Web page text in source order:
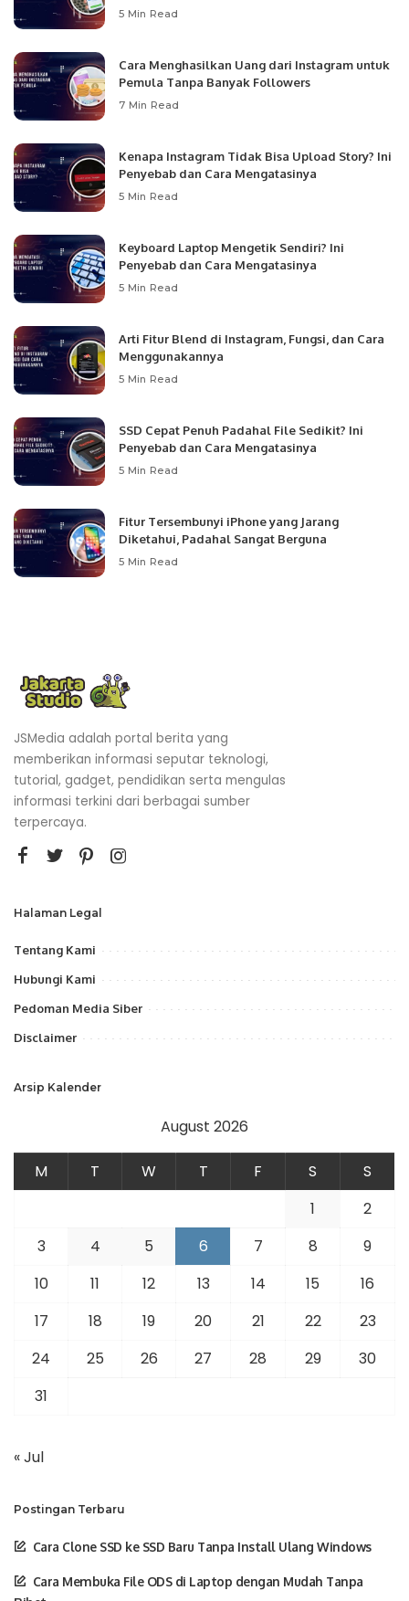
5 Min Read
Cara Menghasilkan Uang dari Instagram untuk
Pemula Tanpa Banyak Followers
7 Min Read
Kenapa Instagram Tidak Bisa Upload Story? Ini
Penyebab dan Cara Mengatasinya
5 Min Read
Keyboard Laptop Mengetik Sendiri? Ini
Penyebab dan Cara Mengatasinya
5 Min Read
Arti Fitur Blend di Instagram, Fungsi, dan Cara
Menggunakannya
5 Min Read
SSD Cepat Penuh Padahal File Sedikit? Ini
Penyebab dan Cara Mengatasinya
5 Min Read
Fitur Tersembunyi iPhone yang Jarang
Diketahui, Padahal Sangat Berguna
5 Min Read
JSMedia adalah portal berita yang
memberikan informasi seputar teknologi,
tutorial, gadget, pendidikan serta mengulas
informasi terkini dari berbagai sumber
terpercaya.
Halaman Legal
Tentang Kami
Hubungi Kami
Pedoman Media Siber
Disclaimer
Arsip Kalender
August 2026
M T W T F S
S
1
2
3
4 5 6 7 8
9
10
11 12 13 14 15
16
17
18 19 20 21 22
23
24
25 26 27 28 29
30
31
« Jul
Postingan Terbaru
Cara Clone SSD ke SSD Baru Tanpa Install Ulang Windows
Cara Membuka File ODS di Laptop dengan Mudah Tanpa